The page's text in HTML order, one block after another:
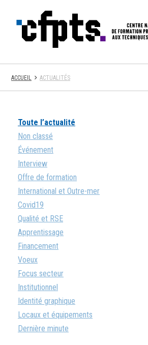
ACCUEIL ACTUALITÉS
Toute l’actualité
Non classé
Événement
Interview
Offre de formation
International et Outre-mer
Covid19
Qualité et RSE
Apprentissage
Financement
Voeux
Focus secteur
Institutionnel
Identité graphique
Locaux et équipements
Dernière minute